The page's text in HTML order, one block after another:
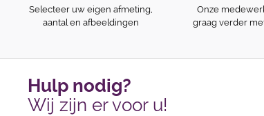
Selecteer uw eigen afmeting,
aantal en afbeeldingen
Onze
graag verder
Hulp nodig?
Wij zijn er voor u!